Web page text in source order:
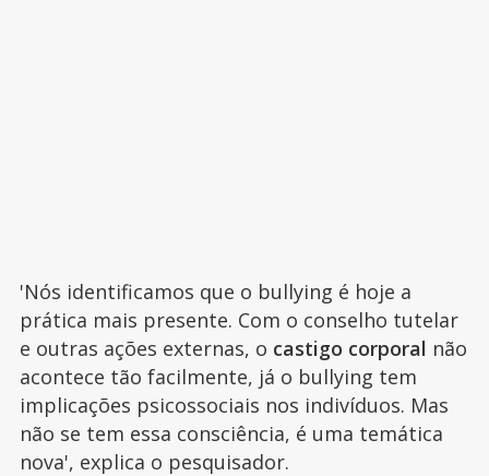
'Nós identificamos que o bullying é hoje a
prática mais presente. Com o conselho tutelar
e outras ações externas, o castigo corporal não
acontece tão facilmente, já o bullying tem
implicações psicossociais nos indivíduos. Mas
não se tem essa consciência, é uma temática
nova', explica o pesquisador.